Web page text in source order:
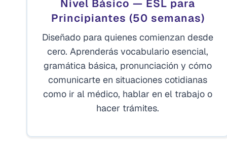
Nivel Básico — ESL para
Principiantes (50 semanas)
Diseñado para quienes comienzan desde
cero. Aprenderás vocabulario esencial,
gramática básica, pronunciación y cómo
comunicarte en situaciones cotidianas
como ir al médico, hablar en el trabajo o
hacer trámites.